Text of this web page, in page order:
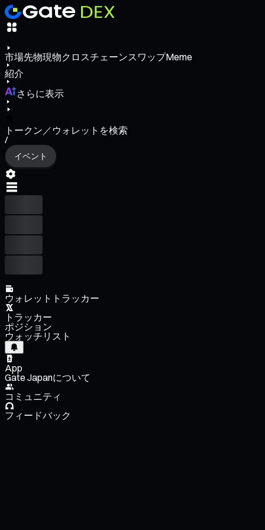
市場先物現物クロスチェーンスワップMeme
紹介
さらに表示
トークン／ウォレットを検索
/
イベント
ウォレットトラッカー
トラッカー
ポジション
ウォッチリスト
App
Gate Japanについて
コミュニティ
フィードバック